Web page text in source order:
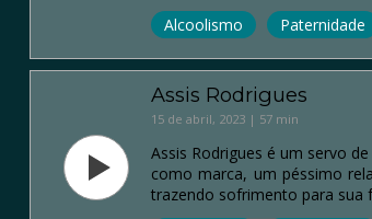
Alcoolismo
Paternidade
Assis Rodrigues
15 de abril, 2023 | 57 min
Assis Rodrigues é um servo
como marca, um péssimo
trazendo sofrimento para sua